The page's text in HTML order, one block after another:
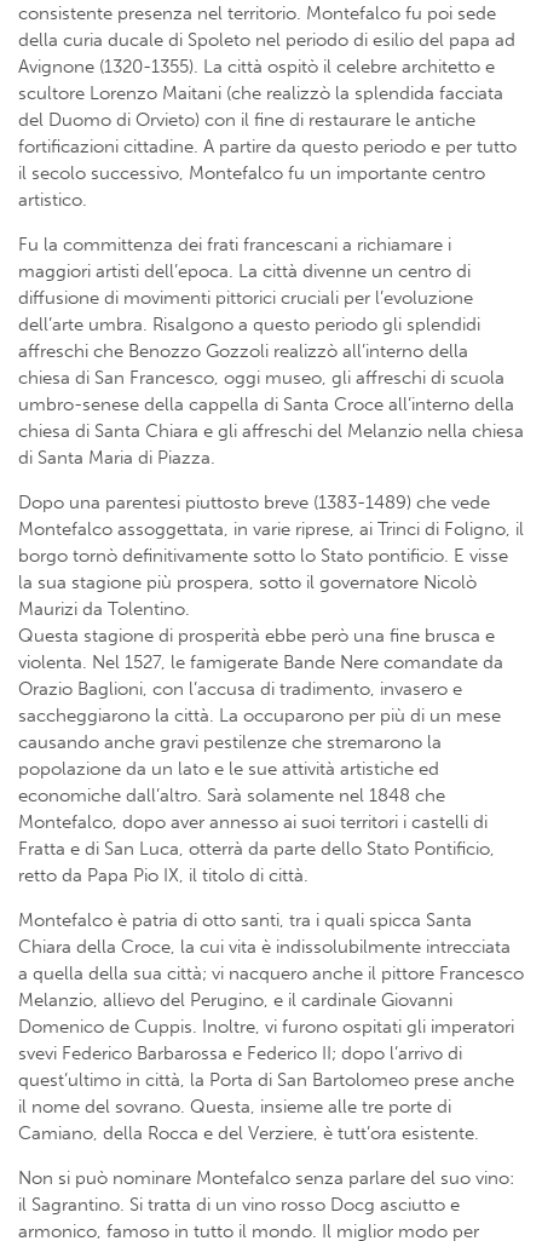
consistente presenza nel territorio. Montefalco fu poi sede
della curia ducale di Spoleto nel periodo di esilio del papa ad
Avignone (1320-1355). La città ospitò il celebre architetto e
scultore Lorenzo Maitani (che realizzò la splendida facciata
del Duomo di Orvieto) con il fine di restaurare le antiche
fortificazioni cittadine. A partire da questo periodo e per tutto
il secolo successivo, Montefalco fu un importante centro
artistico.
Fu la committenza dei frati francescani a richiamare i
maggiori artisti dell’epoca. La città divenne un centro di
diffusione di movimenti pittorici cruciali per l’evoluzione
dell’arte umbra. Risalgono a questo periodo gli splendidi
affreschi che Benozzo Gozzoli realizzò all’interno della
chiesa di San Francesco, oggi museo, gli affreschi di scuola
umbro-senese della cappella di Santa Croce all’interno della
chiesa di Santa Chiara e gli affreschi del Melanzio nella chiesa
di Santa Maria di Piazza.
Dopo una parentesi piuttosto breve (1383-1489) che vede
Montefalco assoggettata, in varie riprese, ai Trinci di Foligno, il
borgo tornò definitivamente sotto lo Stato pontificio. E visse
la sua stagione più prospera, sotto il governatore Nicolò
Maurizi da Tolentino.
Questa stagione di prosperità ebbe però una fine brusca e
violenta. Nel 1527, le famigerate Bande Nere comandate da
Orazio Baglioni, con l’accusa di tradimento, invasero e
saccheggiarono la città. La occuparono per più di un mese
causando anche gravi pestilenze che stremarono la
popolazione da un lato e le sue attività artistiche ed
economiche dall’altro. Sarà solamente nel 1848 che
Montefalco, dopo aver annesso ai suoi territori i castelli di
Fratta e di San Luca, otterrà da parte dello Stato Pontificio,
retto da Papa Pio IX, il titolo di città.
Montefalco è patria di otto santi, tra i quali spicca Santa
Chiara della Croce, la cui vita è indissolubilmente intrecciata
a quella della sua città; vi nacquero anche il pittore Francesco
Melanzio, allievo del Perugino, e il cardinale Giovanni
Domenico de Cuppis. Inoltre, vi furono ospitati gli imperatori
svevi Federico Barbarossa e Federico II; dopo l’arrivo di
quest’ultimo in città, la Porta di San Bartolomeo prese anche
il nome del sovrano. Questa, insieme alle tre porte di
Camiano, della Rocca e del Verziere, è tutt’ora esistente.
Non si può nominare Montefalco senza parlare del suo vino:
il Sagrantino. Si tratta di un vino rosso Docg asciutto e
armonico, famoso in tutto il mondo. Il miglior modo per